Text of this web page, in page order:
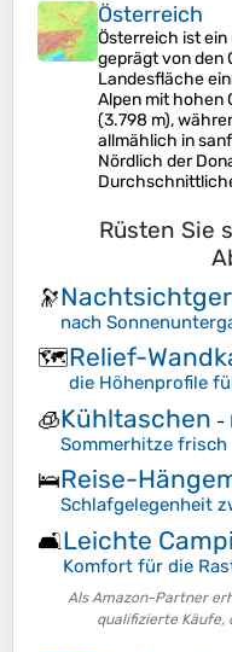
Österreich
Österreich ist
geprägt von den
Landesfläche
Alpen mit hohen
(3.798 m),
allmählich in
Nördlich der
Rüsten Sie
🔭
nach
🗺️Relief-
die Höhenprofile
🧊Kühltaschen -
Sommerhitze frisch
🛌Reise-
Schlafgelegenheit
🛋️Leichte
Komfort für die
Als Amazon-Partner
qualifizierte Käufe,